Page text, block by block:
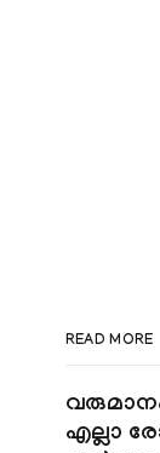
READ MORE
എല്ലാ